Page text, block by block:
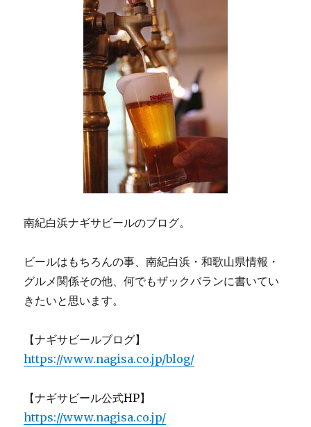
南紀白浜ナギサビールのブログ。
ビールはもちろんの事、南紀白浜・和歌山県情報・
グルメ関係その他、何でもザックバランに書いてい
きたいと思います。
【ナギサビールブログ】
https://www.nagisa.co.jp/blog/
【ナギサビール公式HP】
https://www.nagisa.co.jp/